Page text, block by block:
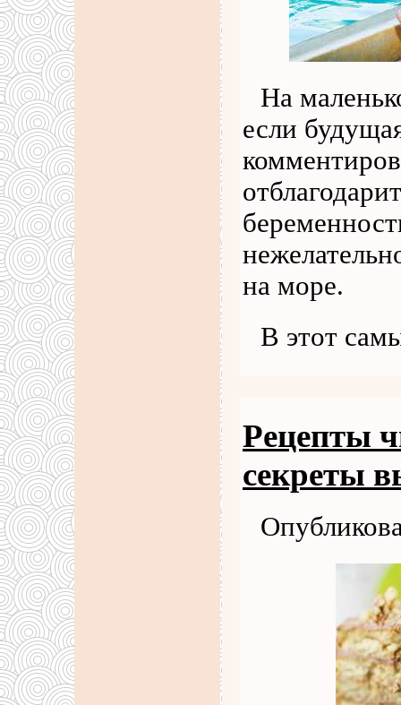
На
если
на море.
В этот
Рецепты
секреты